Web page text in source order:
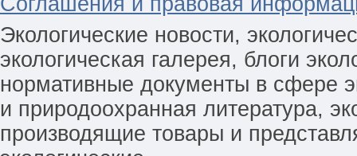
Экологические новости,
экологическая галерея, блоги
нормативные документы в сфере
и природоохранная литература,
производящие товары и